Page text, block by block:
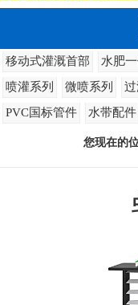
移动式灌溉首部 水肥
喷灌系列
微喷系列
PVC国标管件
水带配件
您现在的